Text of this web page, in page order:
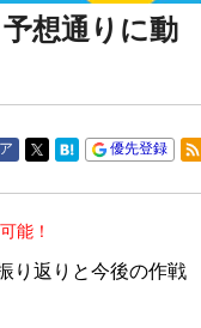
想通りに動
優先登録
能！
り返りと今後の作戦